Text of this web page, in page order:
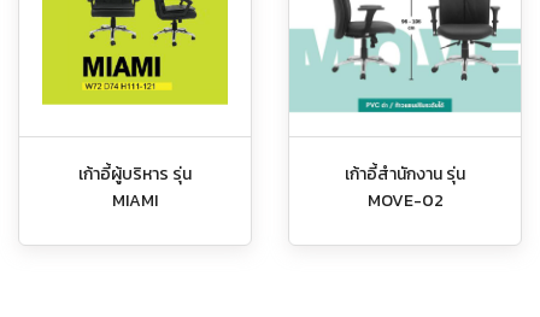
เก้าอี้ผู้บริหาร รุ่น
MIAMI
เก้าอี้สำนักงาน รุ่น
MOVE-02